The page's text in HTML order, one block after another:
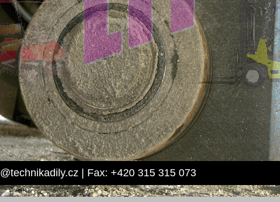
| Fax: +420 315 315 073